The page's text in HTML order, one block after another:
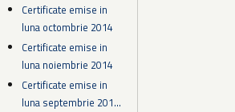
Certificate emise in
luna octombrie 2014
Certificate emise in
luna noiembrie 2014
Certificate emise in
luna septembrie 201...